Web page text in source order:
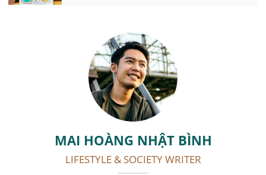
MAI HOÀNG NHẬT BÌNH
LIFESTYLE & SOCIETY WRITER